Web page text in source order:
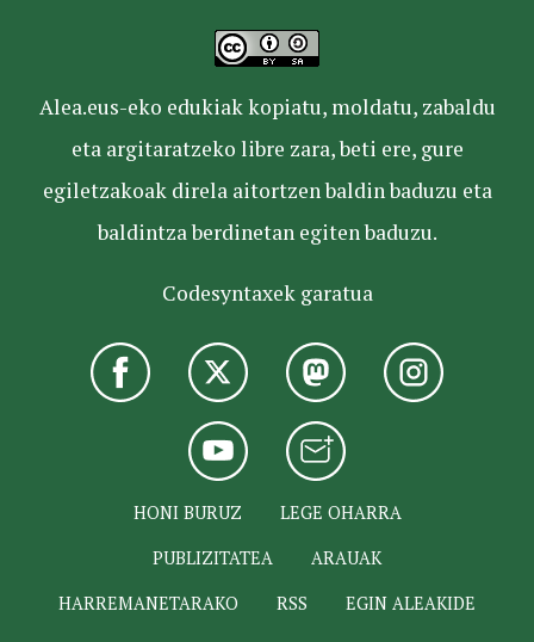
Alea.eus-eko edukiak kopiatu, moldatu, zabaldu
eta argitaratzeko libre zara, beti ere, gure
egiletzakoak direla aitortzen baldin baduzu eta
baldintza berdinetan egiten baduzu.
Codesyntaxek garatua
HONI BURUZ
LEGE OHARRA
PUBLIZITATEA
ARAUAK
HARREMANETARAKO
RSS EGIN ALEAKIDE